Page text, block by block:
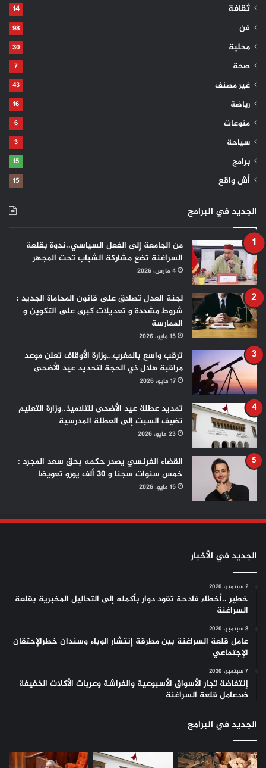
ثقافة 14
فن 98
محلية 30
صحة 7
غير مصنف 43
رياضة 16
منوعات 6
سياحة 3
برامج 15
أش واقع 15
الجديد في البرامج
من الجامعة إلى الفعل السياسي..ندوة بقلعة
السراغنة تضع مشاركة الشباب تحت المجهر
4 مارس، 2026
لجنة العدل تصادق على قانون المحاماة الجديد :
شروط مشددة و تعديلات كبرى على التكوين و
الممارسة
15 مايو، 2026
ترقب واسع بالمغرب…وزارة الأوقاف تعلن موعد
مراقبة هلال ذي الحجة لتحديد عيد الأضحى
17 مايو، 2026
تمديد عطلة عيد الأضحى للتلاميذ..وزارة التعليم
تضيف السبت إلى العطلة المدرسية
23 مايو، 2026
القضاء الفرنسي يصدر حكمه بحق سعد المجرد :
خمس سنوات سجنا و 30 ألف يورو تعويضا
15 مايو، 2026
الجديد في الأخبار
2 سبتمبر، 2020
خطير ..أخطاء فادحة تقود دوار بأكمله إلى التحاليل المخبرية بقلعة
السراغنة
8 سبتمبر، 2020
عامل قلعة السراغنة بين مطرقة إنتشار الوباء وسندان خطرالإحتقان
الإجتماعي
7 سبتمبر، 2020
إنتفاضة تجار الأسواق الأسبوعية والفراشة وعربات الأكلات الخفيفة
ضدعامل قلعة السراغنة
الجديد في البرامج